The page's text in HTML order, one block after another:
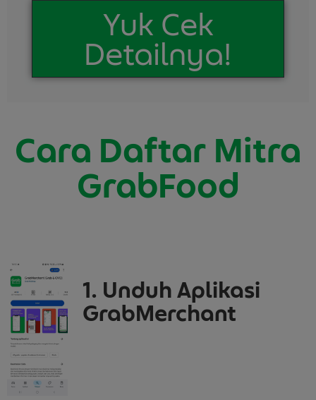
Yuk Cek
Detailnya!
Cara Daftar Mitra
GrabFood
1. Unduh Aplikasi
GrabMerchant